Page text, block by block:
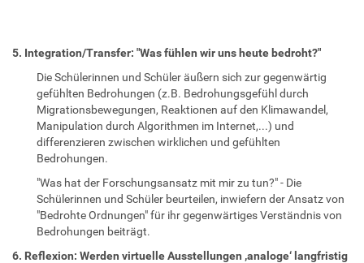
5. Integration/Transfer: "Was fühlen wir uns heute bedroht?"
Die Schülerinnen und Schüler äußern sich zur gegenwärtig
gefühlten Bedrohungen (z.B. Bedrohungsgefühl durch
Migrationsbewegungen, Reaktionen auf den Klimawandel,
Manipulation durch Algorithmen im Internet,...) und
differenzieren zwischen wirklichen und gefühlten
Bedrohungen.
"Was hat der Forschungsansatz mit mir zu tun?" - Die
Schülerinnen und Schüler beurteilen, inwiefern der Ansatz von
"Bedrohte Ordnungen" für ihr gegenwärtiges Verständnis von
Bedrohungen beiträgt.
6. Reflexion: Werden virtuelle Ausstellungen ‚analoge‘ langfristig